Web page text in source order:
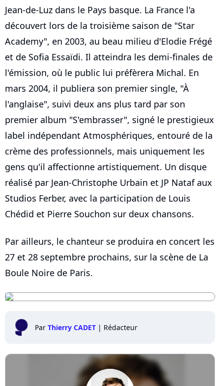
Jean-de-Luz dans le Pays basque. La France l'a
découvert lors de la troisième saison de "Star
Academy", en 2003, au beau milieu d'Elodie Frégé
et de Sofia Essaïdi. Il atteindra les demi-finales de
l'émission, où le public lui préfèrera Michal. En
mars 2004, il publiera son premier single, "À
l'anglaise", suivi deux ans plus tard par son
premier album "S'embrasser", signé le prestigieux
label indépendant Atmosphériques, entouré de la
crème des professionnels, mais uniquement les
gens qu'il affectionne artistiquement. Un disque
réalisé par Jean-Christophe Urbain et JP Nataf aux
Studios Ferber, avec la participation de Louis
Chédid et Pierre Souchon sur deux chansons.
Par ailleurs, le chanteur se produira en concert les
27 et 28 septembre prochains, sur la scène de La
Boule Noire de Paris.
Par Thierry CADET | Rédacteur